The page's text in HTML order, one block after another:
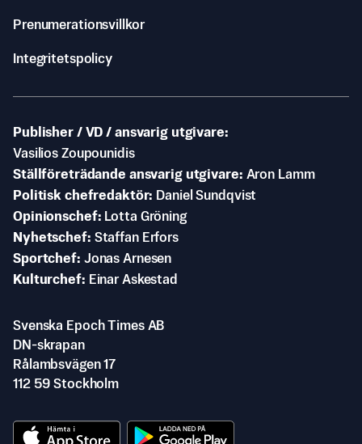
Prenumerationsvillkor
Integritetspolicy
Publisher / VD / ansvarig utgivare
Vasilios Zoupounidis
Ställföreträdande ansvarig utgivare Aron Lamm
Politisk chefredaktör
Daniel Sundqvist
Opinionschef
Lotta Gröning
Nyhetschef Staffan Erfors
Sportchef Jonas Arnesen
Kulturchef
Einar Askestad
Svenska Epoch Times AB
DN-skrapan
Rålambsvägen 17
112 59 Stockholm